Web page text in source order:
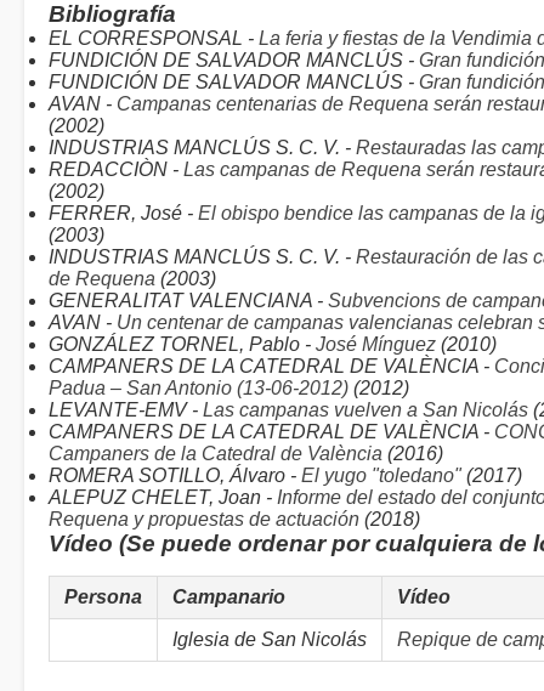
Bibliografía
EL CORRESPONSAL - La feria y fiestas de la Vendimia
FUNDICIÓN DE SALVADOR MANCLÚS - Gran
FUNDICIÓN DE SALVADOR MANCLÚS - Gran
AVAN - Campanas centenarias de Requena serán
(2002)
INDUSTRIAS MANCLÚS S. C. V. - Restauradas las
REDACCIÒN - Las campanas de Requena serán
(2002)
FERRER, José - El obispo bendice las campanas de la
(2003)
INDUSTRIAS MANCLÚS S. C. V. - Restauración de las
de Requena (2003)
GENERALITAT VALENCIANA - Subvencions de
AVAN - Un centenar de campanas valencianas celebran
GONZÁLEZ TORNEL, Pablo - José Mínguez (2010)
CAMPANERS DE LA CATEDRAL DE VALÈNCIA -
Padua – San Antonio (13-06-2012) (2012)
LEVANTE-EMV - Las campanas vuelven a San Nicolás
CAMPANERS DE LA CATEDRAL DE VALÈNCIA -
Campaners de la Catedral de València (2016)
ROMERA SOTILLO, Álvaro - El yugo "toledano"(2017)
ALEPUZ CHELET, Joan - Informe del estado del
Requena y propuestas de actuación (2018)
Vídeo (Se puede ordenar por cualquiera de
Persona Campanario Vídeo
Iglesia de San Nicolás Repique de